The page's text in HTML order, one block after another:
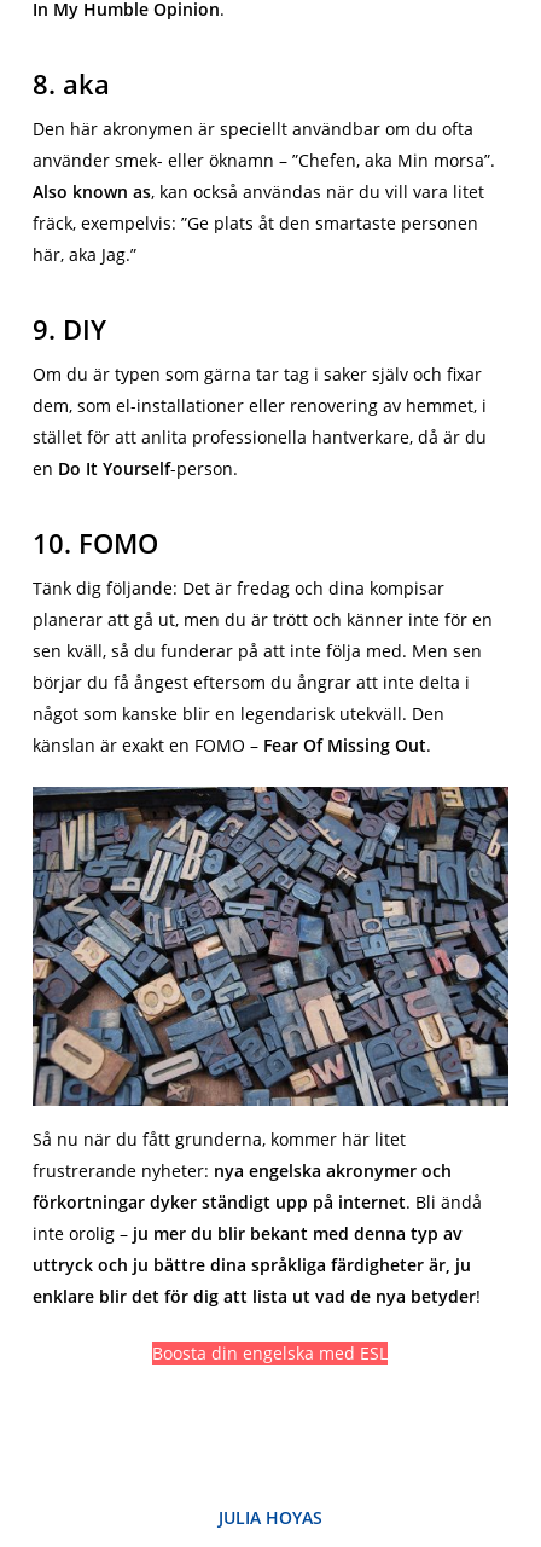
In My Humble Opinion.
8. aka
Den här akronymen är speciellt användbar om du ofta
använder smek- eller öknamn – ”Chefen, aka Min morsa”.
Also known as, kan också användas när du vill vara litet
fräck, exempelvis: ”Ge plats åt den smartaste personen
här, aka Jag.”
9. DIY
Om du är typen som gärna tar tag i saker själv och fixar
dem, som el-installationer eller renovering av hemmet, i
stället för att anlita professionella hantverkare, då är du
en Do It Yourself-person.
10. FOMO
Tänk dig följande: Det är fredag och dina kompisar
planerar att gå ut, men du är trött och känner inte för en
sen kväll, så du funderar på att inte följa med. Men sen
börjar du få ångest eftersom du ångrar att inte delta i
något som kanske blir en legendarisk utekväll. Den
känslan är exakt en FOMO – Fear Of Missing Out.
Så nu när du fått grunderna, kommer här litet
frustrerande nyheter: nya engelska akronymer och
förkortningar dyker ständigt upp på internet. Bli ändå
inte orolig – ju mer du blir bekant med denna typ av
uttryck och ju bättre dina språkliga färdigheter är, ju
enklare blir det för dig att lista ut vad de nya betyder!
Boosta din engelska med ESL
JULIA HOYAS